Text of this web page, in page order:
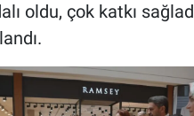
oldu, çok katkı